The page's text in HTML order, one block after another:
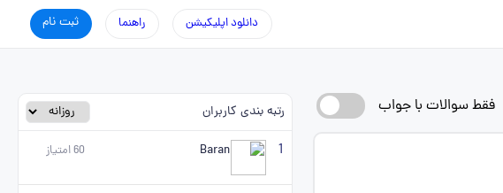
ثبت نام راهنما دانلود اپلیکیشن
فقط سوالات با جواب رتبه بندی کاربران
1
Baran
60امتیاز